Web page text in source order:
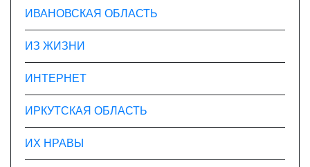
ИВАНОВСКАЯ ОБЛАСТЬ
ИЗ ЖИЗНИ
ИНТЕРНЕТ
ИРКУТСКАЯ ОБЛАСТЬ
ИХ НРАВЫ